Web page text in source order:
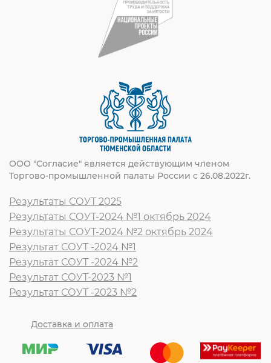
ООО "Согласие" является действующим членом
Торгово-промышленной палаты России с 26.08.2022г.
Результаты СОУТ 2025
Результаты СОУТ-2024 №1 октябрь 2024
Результаты СОУТ-2024 №2 октябрь 2024
Результат СОУТ -2024 №1
Результат СОУТ -2024 №2
Результат СОУТ-2023 №1
Результат СОУТ -2023 №2
Доставка и оплата